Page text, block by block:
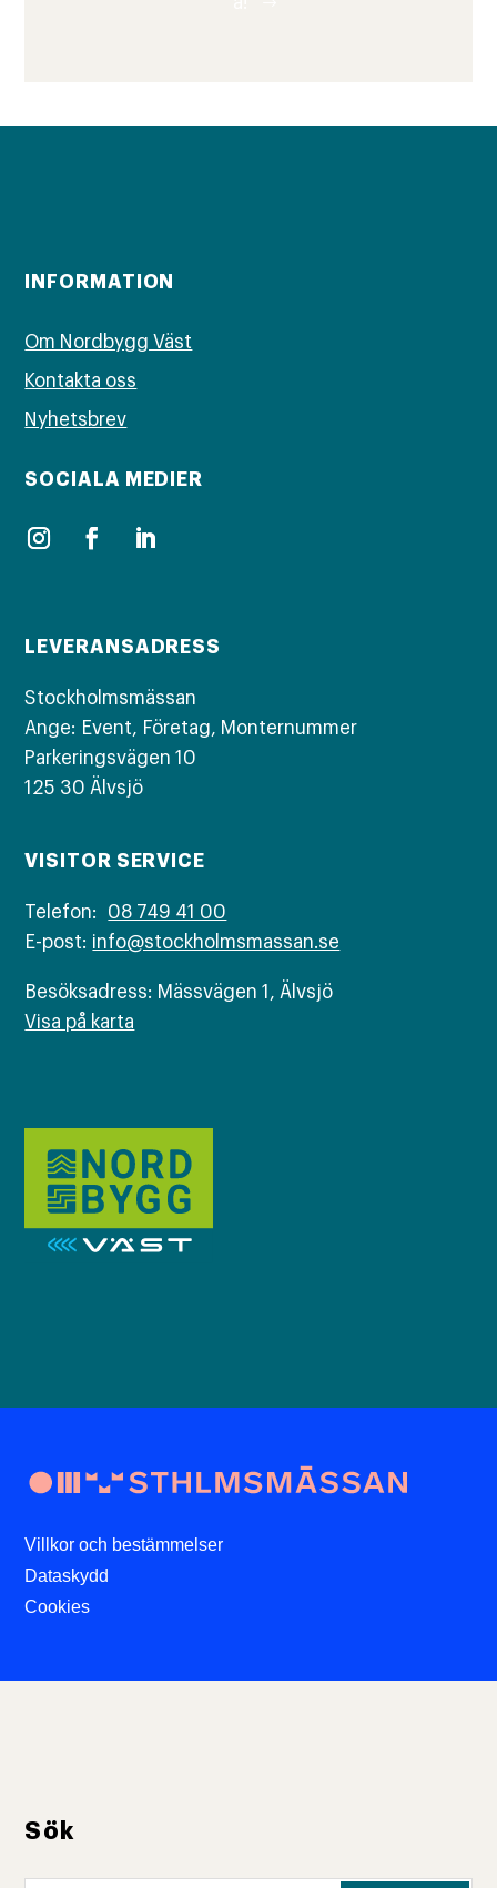
INFORMATION
Om Nordbygg Väst
Kontakta oss
Nyhetsbrev
SOCIALA MEDIER
LEVERANSADRESS
Stockholmsmässan
Ange: Event, Företag, Monternummer
Parkeringsvägen 10
125 30 Älvsjö
VISITOR SERVICE
Telefon: 08 749 41 00
E-post: info@stockholmsmassan.se
Besöksadress: Mässvägen 1, Älvsjö
Visa på karta
Villkor och bestämmelser
Dataskydd
Cookies
Sök